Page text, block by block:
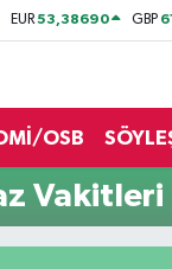
EUR53,38690 GBP
OSB
Vakitleri